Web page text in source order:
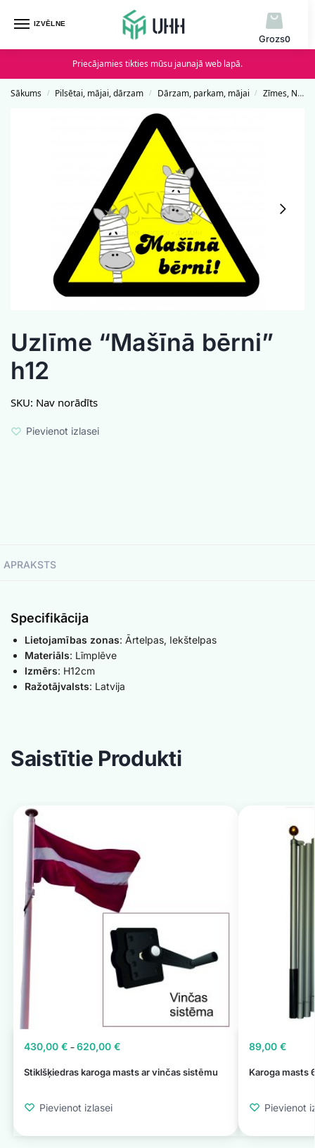
IZVĒLNE
0
Priecājamies tikties mūsu jaunajā web lapā.
Sākums / Pilsētai, mājai, dārzam / Dārzam, parkam, mājai / Zīmes, Norādes un Uzlīmes
Uzlīme “Mašīnā bērni”
h12
SKU: Nav norādīts
Pievienot izlasei
APRAKSTS
Specifikācija
Lietojamības zonas: Ārtelpas, Iekštelpas
Materiāls: Līmplēve
Izmērs: H12cm
Ražotājvalsts: Latvija
Saistītie Produkti
Stiklšķiedras karoga masts ar vinčas sistēmu
430,00 € –620,00 €
Pievienot izlasei
Karoga masts
89,00 €
Pievienot